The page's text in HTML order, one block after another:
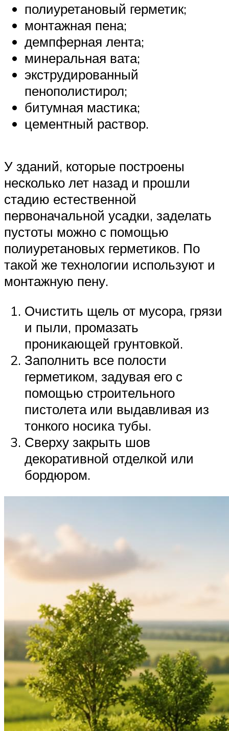
полиуретановый герметик;
монтажная пена;
демпферная лента;
минеральная вата;
экструдированный
пенополистирол;
битумная мастика;
цементный раствор.
У зданий, которые построены
несколько лет назад и прошли
стадию естественной
первоначальной усадки, заделать
пустоты можно с помощью
полиуретановых герметиков. По
такой же технологии используют и
монтажную пену.
Очистить щель от мусора, грязи
и пыли, промазать
проникающей грунтовкой.
Заполнить все полости
герметиком, задувая его с
помощью строительного
пистолета или выдавливая из
тонкого носика тубы.
Сверху закрыть шов
декоративной отделкой или
бордюром.